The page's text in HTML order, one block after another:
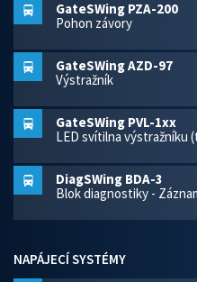
GateSWing PZA-200
Pohon závory
GateSWing AZD-97
Výstražník
GateSWing PVL-1xx
LED svítilna výstražníku
DiagSWing BDA-3
Blok diagnostiky -
NAPÁJECÍ SYSTÉMY